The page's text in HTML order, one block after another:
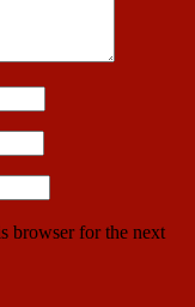
browser for the next